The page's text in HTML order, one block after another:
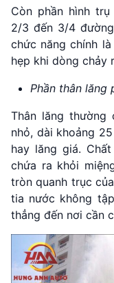
Còn phần hình
2/3 đến 3/4
chức năng chính
hẹp khi dòng chảy
Phần thân lăng
Thân lăng
nhỏ, dài khoảng
hay lăng giá.
chứa ra khỏi
tròn quanh trục
tia nước không
thẳng đến nơi cần